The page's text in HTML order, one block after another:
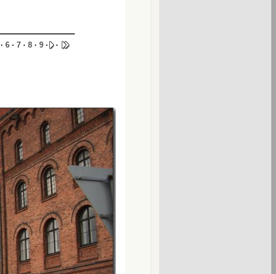
· 6 · 7 · 8 · 9 · ·